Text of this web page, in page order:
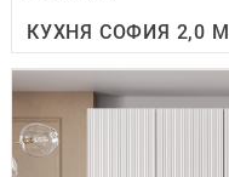
КУХНЯ СОФИЯ 2,0 М